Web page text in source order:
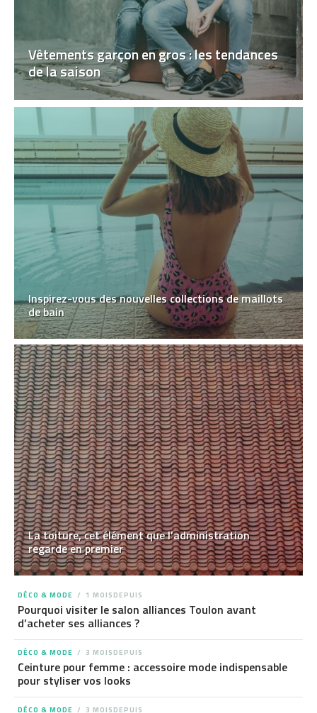
Vêtements garçon en gros : les tendances
de la saison
Inspirez-vous des nouvelles collections de maillots
de bain
La toiture, cet élément que l’administration
regarde en premier
DÉCO & MODE 1 MOISDEPUIS
Pourquoi visiter le salon alliances Toulon avant
d’acheter ses alliances ?
DÉCO & MODE 3 MOISDEPUIS
Ceinture pour femme : accessoire mode indispensable
pour styliser vos looks
DÉCO & MODE 3 MOISDEPUIS